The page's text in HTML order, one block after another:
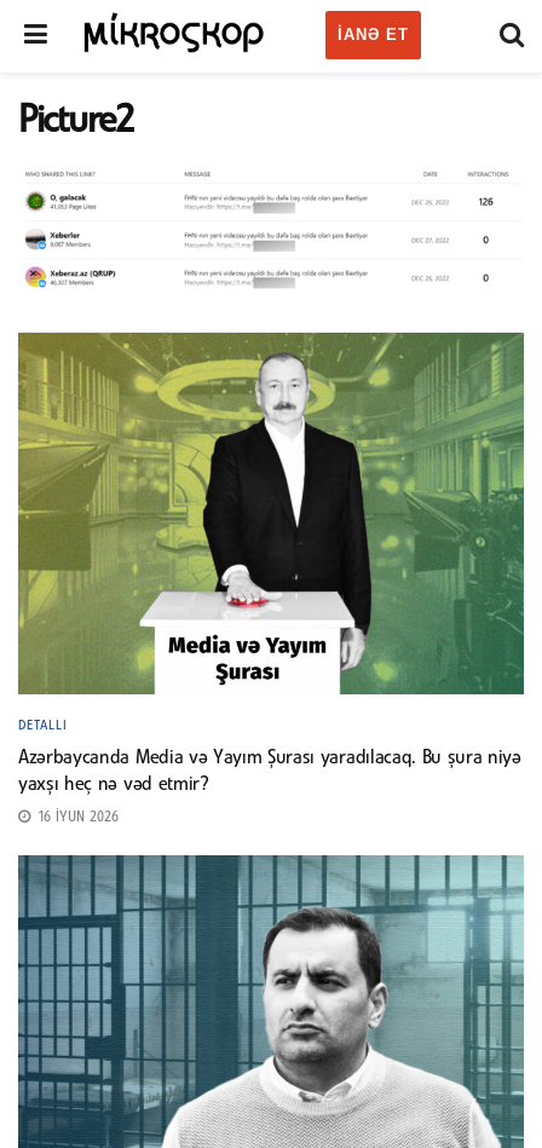
IANƏ ET
Picture2
DETALLI
Azərbaycanda Media və Yayım Şurası yaradılacaq. Bu şura niyə
yaxşı heç nə vəd etmir?
16 İYUN 2026